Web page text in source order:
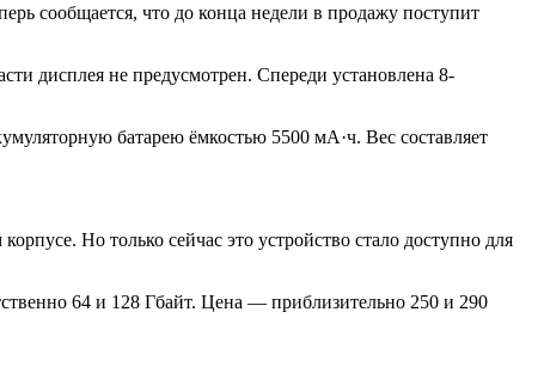
сообщается, что до конца недели в продажу поступит
дисплея не предусмотрен. Спереди установлена 8-
батарею ёмкостью 5500 мА·ч. Вес составляет
Но только сейчас это устройство стало доступно для
64 и 128 Гбайт. Цена — приблизительно 250 и 290